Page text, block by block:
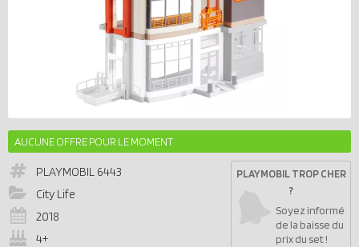
AUCUNE OFFRE POUR LE MOMENT
PLAYMOBIL 6443
City Life
2018
4+
PLAYMOBIL TROP CHER
?
Soyez informé
de la baisse du
prix du set !